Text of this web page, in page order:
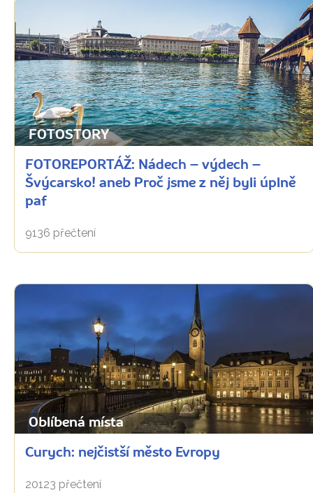
FOTOSTORY
FOTOREPORTÁŽ: Nádech – výdech –
Švýcarsko! aneb Proč jsme z něj byli úplně
paf
9136 přečtení
Oblíbená místa
Curych: nejčistší město Evropy
20123 přečtení